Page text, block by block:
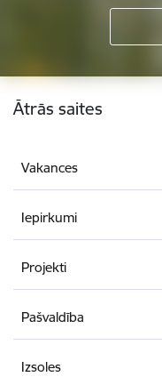
Kājene
Ātrās saites
Vakances
Iepirkumi
Projekti
Pašvaldība
Izsoles